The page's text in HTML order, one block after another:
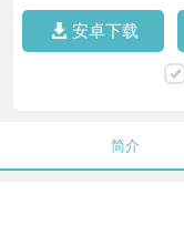
安卓下载
简介